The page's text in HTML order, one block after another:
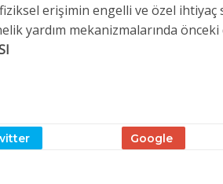
erişimin engelli ve özel
yardım mekanizmalarında